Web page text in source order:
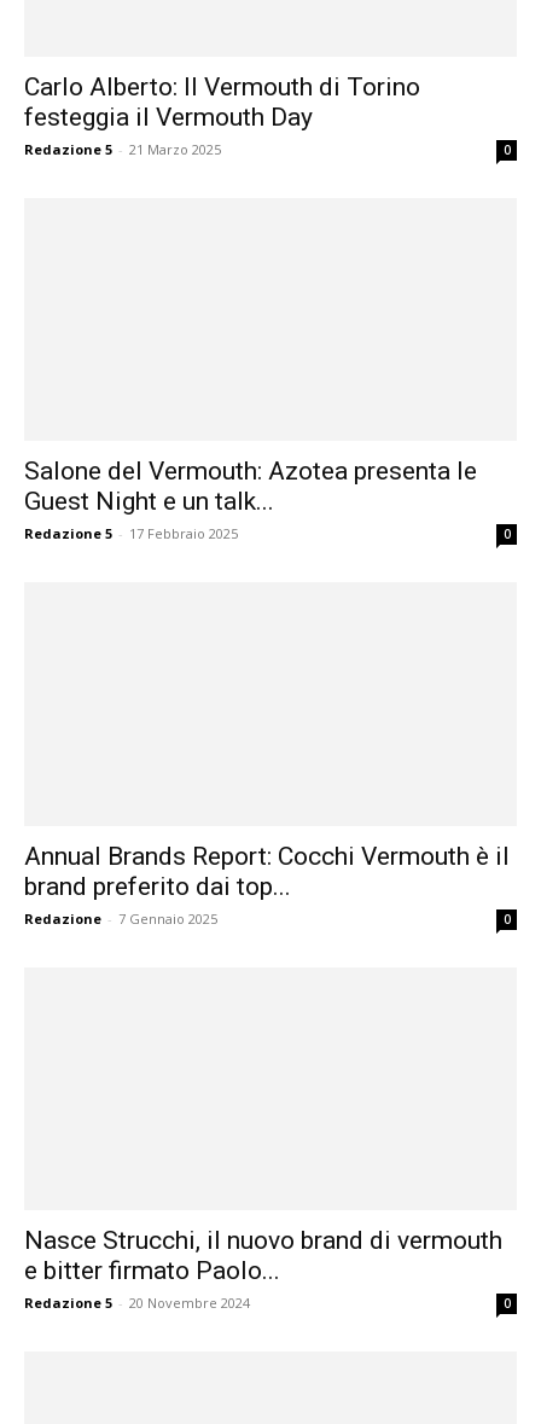
Carlo Alberto: Il Vermouth di Torino
festeggia il Vermouth Day
Redazione 5 - 21 Marzo 2025 0
Salone del Vermouth: Azotea presenta le
Guest Night e un talk...
Redazione 5 - 17 Febbraio 2025 0
Annual Brands Report: Cocchi Vermouth è il
brand preferito dai top...
Redazione - 7 Gennaio 2025 0
Nasce Strucchi, il nuovo brand di vermouth
e bitter firmato Paolo...
Redazione 5 - 20 Novembre 2024 0